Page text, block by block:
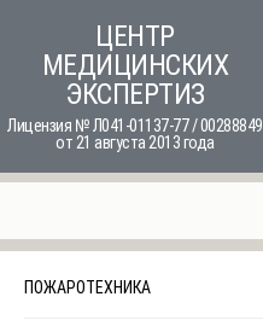
content
ЦЕНТР
МЕДИЦИНСКИХ
ЭКСПЕРТИЗ
Лицензия № Л041-01137-77 / 00288849
от 21 августа 2013 года
ПОЖАРОТЕХНИКА